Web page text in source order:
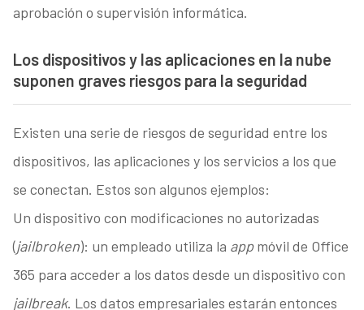
aprobación o supervisión informática.
Los dispositivos y las aplicaciones en la nube
suponen graves riesgos para la seguridad
Existen una serie de riesgos de seguridad entre los
dispositivos, las aplicaciones y los servicios a los que
se conectan. Estos son algunos ejemplos:
Un dispositivo con modificaciones no autorizadas
(jailbroken): un empleado utiliza la appmóvil de Office
365 para acceder a los datos desde un dispositivo con
jailbreak. Los datos empresariales estarán entonces